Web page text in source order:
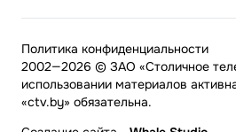
2002—2026 © ЗАО «Столичное
использовании материалов
«ctv.by» обязательна.
Политика конфиденциальности